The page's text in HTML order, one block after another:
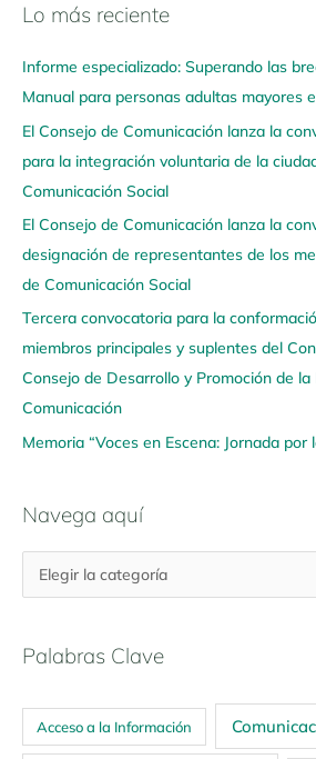
Lo más reciente
Informe especializado: Superando las
Manual para personas adultas mayores
El Consejo de Comunicación lanza la
para la integración voluntaria de la
Comunicación Social
El Consejo de Comunicación lanza la
designación de representantes de los
de Comunicación Social
Tercera convocatoria para la
miembros principales y suplentes del
Consejo de Desarrollo y Promoción de
Comunicación
Memoria “Voces en Escena: Jornada por
Navega aquí
N
v
e
g
a
a
q
u
í
Palabras Clave
Acceso a la Información